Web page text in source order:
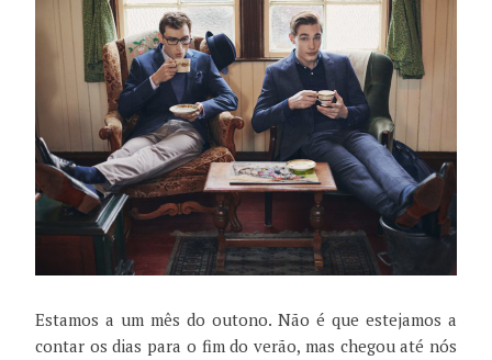
Estamos a um mês do outono. Não é que estejamos a
contar os dias para o fim do verão, mas chegou até nós